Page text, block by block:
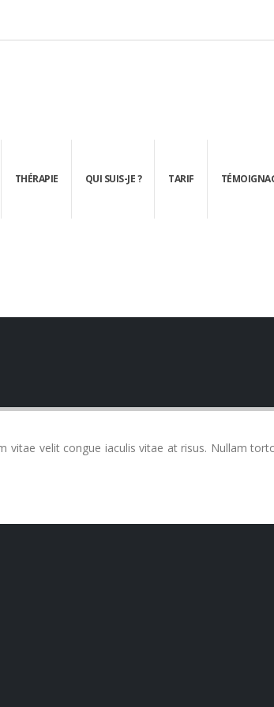
THÉRAPIE QUI SUIS-JE ? TARIF
vitae velit congue iaculis vitae at risus. Nullam